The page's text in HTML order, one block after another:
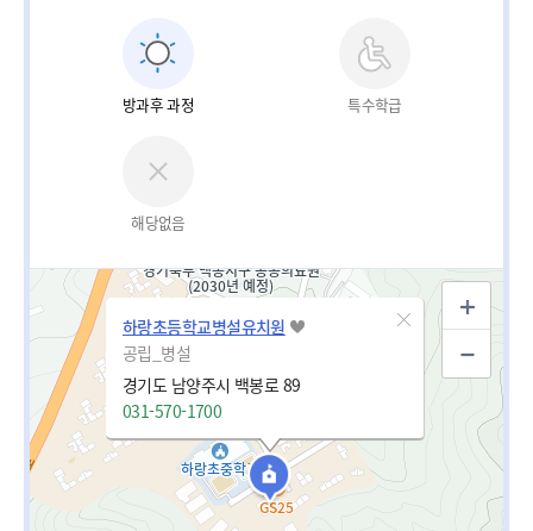
방과후 과정 특수학급
해당없음
하랑초등학교병설유치원
공립_병설
경기도 남양주시 백봉로 89
031-570-1700